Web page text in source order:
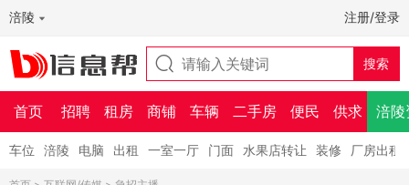
涪陵 注册/登录
首页 招聘 租房 商铺 车辆 二手房 便民 供求 涪陵
车位 涪陵 电脑 出租 一室一厅 门面 水果店转让 装修 厂房出租